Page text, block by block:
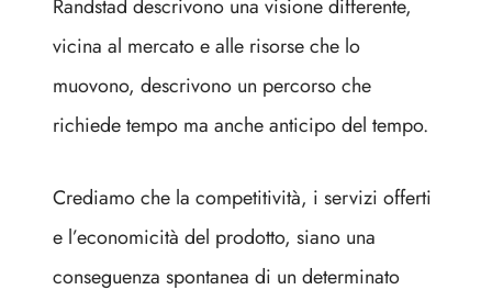
Randstad descrivono una visione differente,
vicina al mercato e alle risorse che lo
muovono, descrivono un percorso che
richiede tempo ma anche anticipo del tempo.
Crediamo che la competitività, i servizi offerti
e l’economicità del prodotto, siano una
conseguenza spontanea di un determinato